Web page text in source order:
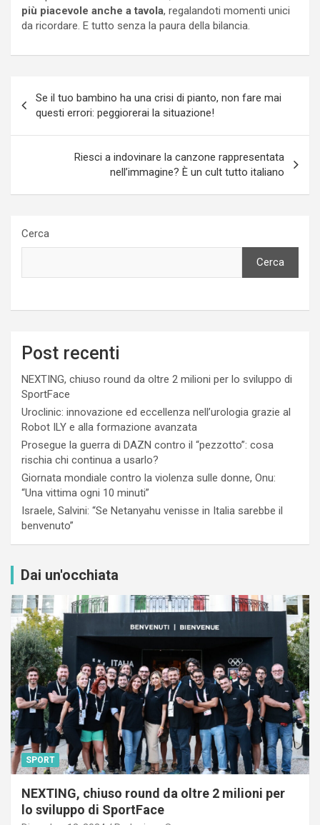
più piacevole anche a tavola, regalandoti momenti unici
da ricordare. E tutto senza la paura della bilancia.
articoli
Se il tuo bambino ha una crisi di pianto, non fare mai
questi errori: peggiorerai la situazione!
Riesci a indovinare la canzone rappresentata
nell’immagine? È un cult tutto italiano
Cerca
Cerca
Post recenti
NEXTING, chiuso round da oltre 2 milioni per lo sviluppo di
SportFace
Uroclinic: innovazione ed eccellenza nell’urologia grazie al
Robot ILY e alla formazione avanzata
Prosegue la guerra di DAZN contro il “pezzotto”: cosa
rischia chi continua a usarlo?
Giornata mondiale contro la violenza sulle donne, Onu:
“Una vittima ogni 10 minuti”
Israele, Salvini: “Se Netanyahu venisse in Italia sarebbe il
benvenuto”
Dai un'occhiata
SPORT
NEXTING, chiuso round da oltre 2 milioni per
lo sviluppo di SportFace